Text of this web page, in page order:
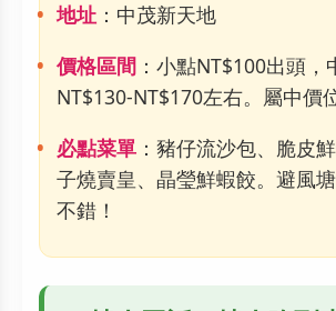
地址 ：中茂新天地
價格區間 ：小點NT$100出頭，
NT$130-NT$170左右。屬中價
必點菜單 ：豬仔流沙包、脆皮
子燒賣皇、晶瑩鮮蝦餃。避風
不錯！